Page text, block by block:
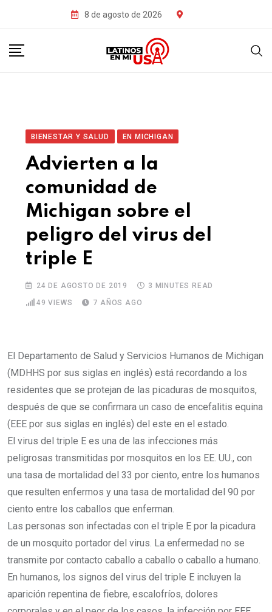
8 de agosto de 2026
BIENESTAR Y SALUD EN MICHIGAN
Advierten a la
comunidad de
Michigan sobre el
peligro del virus del
triple E
24 DE AGOSTO DE 2019
3 MINUTES READ
49 VIEWS 7 AÑOS AGO
El Departamento de Salud y Servicios Humanos de Michigan
(MDHHS por sus siglas en inglés) está recordando a los
residentes que se protejan de las picaduras de mosquitos,
después de que se confirmara un caso de encefalitis equina
(EEE por sus siglas en inglés) del este en el estado.
El virus del triple E es una de las infecciones más
peligrosas transmitidas por mosquitos en los EE. UU., con
una tasa de mortalidad del 33 por ciento, entre los humanos
que resulten enfermos y una tasa de mortalidad del 90 por
ciento entre los caballos que enferman.
Las personas son infectadas con el triple E por la picadura
de un mosquito portador del virus. La enfermedad no se
transmite por contacto caballo a caballo o caballo a humano.
En humanos, los signos del virus del triple E incluyen la
aparición repentina de fiebre, escalofríos, dolores